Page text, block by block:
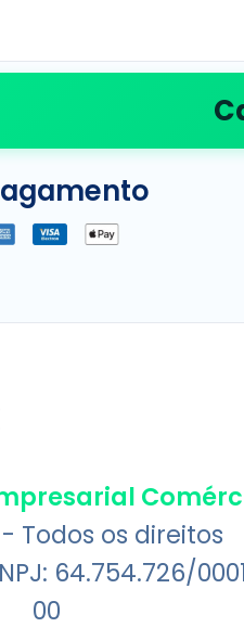
- Todos os direitos
64.754.726/
00